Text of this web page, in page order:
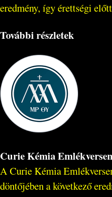
eredmény, így érettségi
További részletek
Curie Kémia
A Curie Kémia
döntőjében a következő